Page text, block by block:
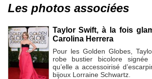
Les photos associées
Taylor Swift, à la fois
Carolina Herrera
Pour les Golden Globes,
robe bustier bicolore signée
qu’elle a accessoirisé
bijoux Lorraine Schwartz.